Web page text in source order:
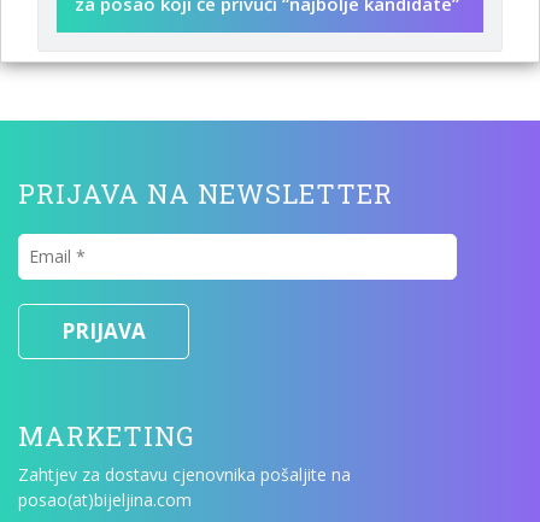
PRIJAVA NA NEWSLETTER
MARKETING
Zahtjev za dostavu cjenovnika pošaljite na
posao(at)bijeljina.com